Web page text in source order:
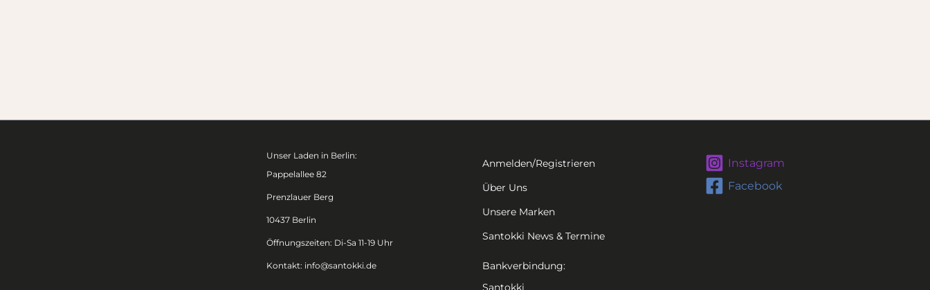
Unser Laden in Berlin:
Pappelallee 82
Prenzlauer Berg
10437 Berlin
Öffnungszeiten: Di-Sa 11-19 Uhr
Kontakt: info@santokki.de
Anmelden/Registrieren
Über Uns
Unsere Marken
Santokki News & Termine
Bankverbindung:
Santokki
Instagram
Facebook